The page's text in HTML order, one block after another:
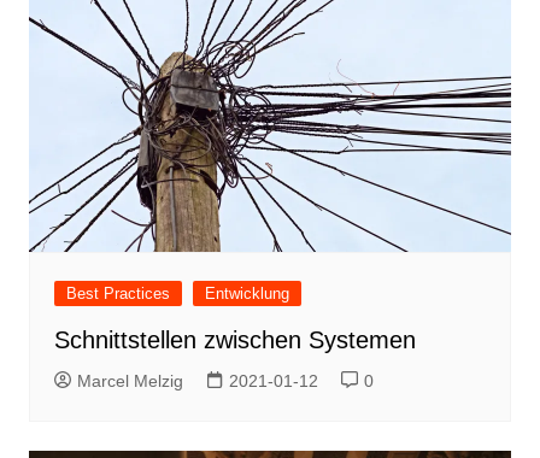
Best Practices Entwicklung
Schnittstellen zwischen Systemen
Marcel Melzig 2021-01-12 0